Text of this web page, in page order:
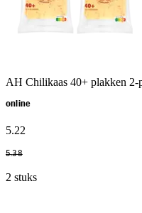
AH Chilikaas 40+ plakken 2-
online
5.22
5.38
2 stuks